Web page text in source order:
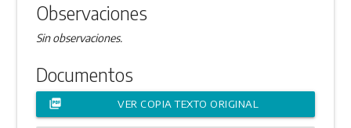
Observaciones
Sin observaciones.
Documentos
picture_as_pdf VER COPIA TEXTO ORIGINAL